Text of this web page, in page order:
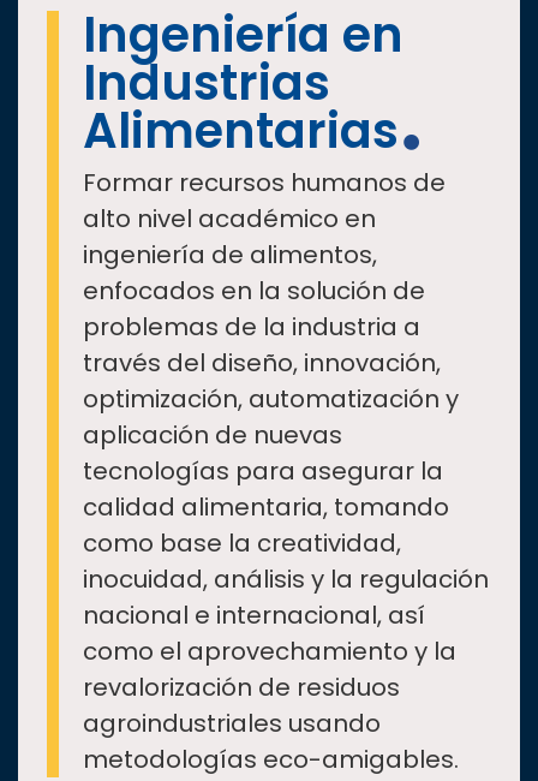
Ingeniería en
Industrias
Alimentarias
Formar recursos humanos de
alto nivel académico en
ingeniería de alimentos,
enfocados en la solución de
problemas de la industria a
través del diseño, innovación,
optimización, automatización y
aplicación de nuevas
tecnologías para asegurar la
calidad alimentaria, tomando
como base la creatividad,
inocuidad, análisis y la regulación
nacional e internacional, así
como el aprovechamiento y la
revalorización de residuos
agroindustriales usando
metodologías eco-amigables.